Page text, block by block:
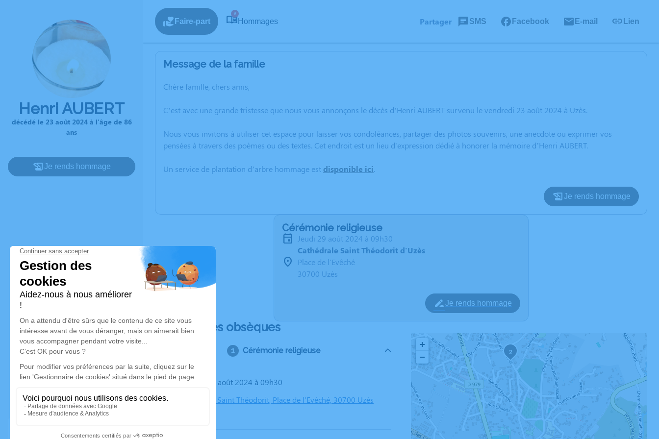
Henri AUBERT
décédé le 23 août 2024 à l'âge de 86
ans
Je rends hommage
Faire-part
9
Hommages Partager SMS Facebook E-mail Lien
Message de la famille
Chère famille, chers amis,
C’est avec une grande tristesse que nous vous annonçons le décès d’Henri AUBERT survenu le vendredi 23 août 2024 à Uzès.
Nous vous invitons à utiliser cet espace pour laisser vos condoléances, partager des photos souvenirs, une anecdote ou exprimer vos
pensées à travers des poèmes ou des textes. Cet endroit est un lieu d'expression dédié à honorer la mémoire d’Henri AUBERT.
Un service de plantation d’arbre hommage est disponible ici.
Je rends hommage
Cérémonie religieuse
jeudi 29 août 2024 à 09h30
Cathédrale Saint Théodorit d'Uzès
Place de l'Evêché
30700 Uzès
Je rends hommage
Déroulé des obsèques
Cérémonie religieuse
Le jeudi 29 août 2024 à 09h30
Cathédrale Saint Théodorit, Place de l'Evêché, 30700 Uzès
2
+
−